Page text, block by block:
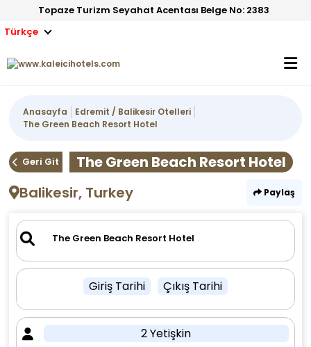
Topaze Turizm Seyahat Acentası Belge No: 2383
Türkçe
Anasayfa
Edremit / Balikesir Otelleri
The Green Beach Resort Hotel
Geri Git
The Green Beach Resort Hotel
Balikesir, Turkey
Paylaş
Giriş Tarihi Çıkış Tarihi
2 Yetişkin